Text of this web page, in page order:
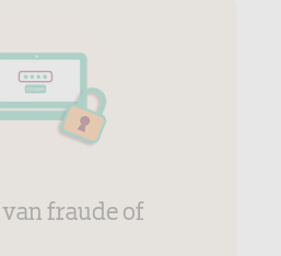
fraude of